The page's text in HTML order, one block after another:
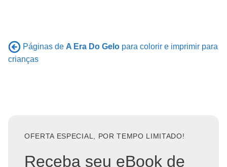
Páginas de A Era Do Gelo para colorir e imprimir para
crianças
OFERTA ESPECIAL, POR TEMPO LIMITADO!
Receba seu eBook de